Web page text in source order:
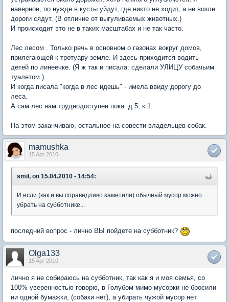
наверное, по нужде в кусты уйдут, где никто не ходит, а не возле
дороги сядут. (В отличие от выгуливаемых животных.)
И происходит это не в таких масштабах и не так часто.
Лес лесом . Только речь в основном о газонах вокруг домов,
прилегающей к тротуару земле. И здесь приходится водить
детей по линеечке. (Я ж так и писала: сделали УЛИЦУ собачьим
туалетом.)
И когда писала "когда в лес идешь" - имела ввиду дорогу до
леса.
А сам лес нам труднодоступен пока: д.5, к.1.
На этом заканчиваю, остальное на совести владельцев собак.
mamushka
15 Apr 2010
smil, on 15.04.2010 - 14:54:
И если (как и вы справедливо заметили) обычный мусор можно
убрать на субботнике...
последний вопрос - лично ВЫ пойдете на субботник?
Olga133
15 Apr 2010
лично я не собираюсь на субботник, так как я и моя семья, со
100% уверенностью говорю, в Голубом мимо мусорки не бросили
ни одной бумажки, (собаки нет), а убирать чужой мусор нет